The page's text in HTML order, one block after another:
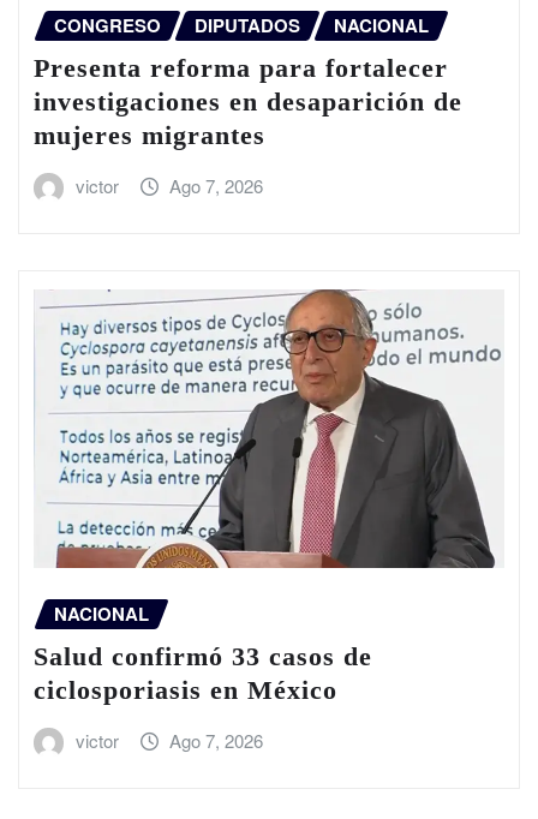
CONGRESO DIPUTADOS NACIONAL
Presenta reforma para fortalecer
investigaciones en desaparición de
mujeres migrantes
victor Ago 7, 2026
NACIONAL
Salud confirmó 33 casos de
ciclosporiasis en México
victor Ago 7, 2026